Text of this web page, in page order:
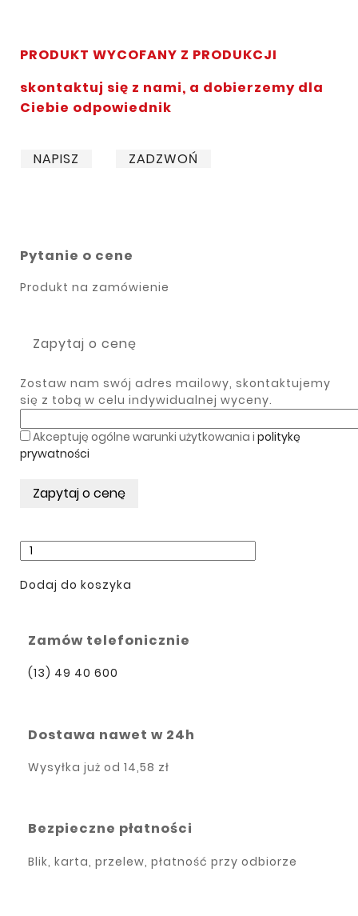
PRODUKT WYCOFANY Z PRODUKCJI
skontaktuj się z nami, a dobierzemy dla
Ciebie odpowiednik
NAPISZ ZADZWOŃ
Pytanie o cene
Produkt na zamówienie
Zapytaj o cenę
Zostaw nam swój adres mailowy, skontaktujemy
się z tobą w celu indywidualnej wyceny.
Akceptuję ogólne warunki użytkowania i politykę
prywatności
Dodaj do koszyka
Zamów telefonicznie
(13) 49 40 600
Dostawa nawet w 24h
Wysyłka już od 14,58 zł
Bezpieczne płatności
Blik, karta, przelew, płatność przy odbiorze